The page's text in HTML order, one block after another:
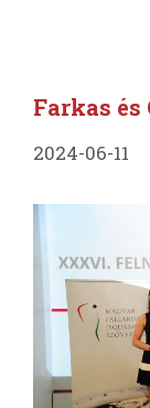
Farkas
2024-06-11